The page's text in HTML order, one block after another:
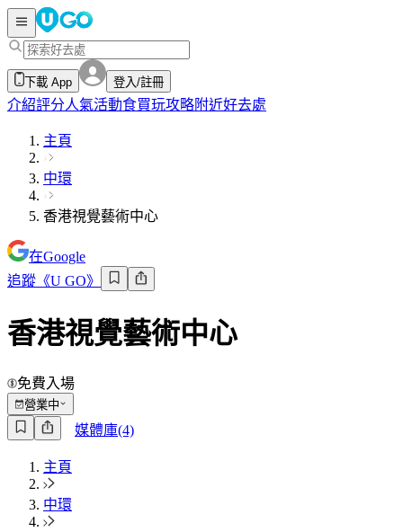
下載 App 登入/註冊
介紹評分人氣活動食買玩攻略附近好去處
主頁
中環
香港視覺藝術中心
在Google
追蹤《U GO》
香港視覺藝術中心
免費入場
營業中
媒體庫(4)
主頁
中環